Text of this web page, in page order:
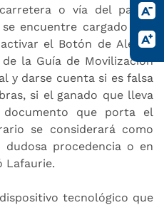
o vía del país y
encuentre cargado con
el Botón de Alerta,
la Guía de Movilización
y darse cuenta si es falsa
si el ganado que lleva
que porta el
se considerará como
procedencia o en
Lafaurie.
tecnológico que